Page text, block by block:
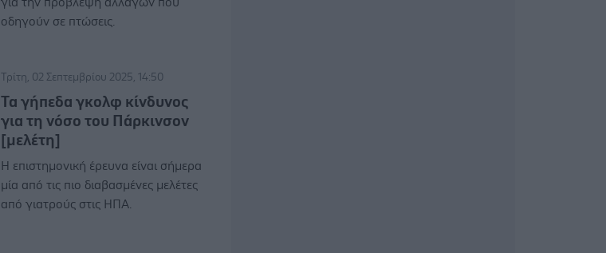
οδηγούν σε πτώσεις.
Τρίτη, 02 Σεπτεμβρίου 2025, 14:50
Τα γήπεδα γκολφ κίνδυνος
για τη νόσο του Πάρκινσον
[μελέτη]
Η επιστημονική έρευνα είναι σήμερα
μία από τις πιο διαβασμένες μελέτες
από γιατρούς στις ΗΠΑ.